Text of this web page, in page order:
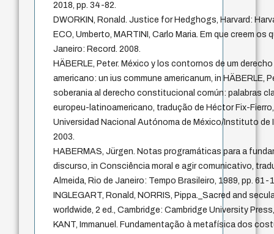
2018, pp. 34-82.
DWORKIN, Ronald. Justice for Hedghogs, Harvard:
ECO, Umberto, MARTINI, Carlo Maria. Em que creem os
Janeiro: Record. 2008.
HÄBERLE, Peter. México y los contornos de um
americano: un ius commune americanum, in HÄBERLE,
soberania al derecho constitucional común: palabras
europeu-latinoamericano, tradução de Héctor Fix-
Universidad Nacional Autónoma de México/Instituto
2003.
HABERMAS, Jürgen. Notas programáticas para a
discurso, in Consciência moral e agir comunicativo,
Almeida, Rio de Janeiro: Tempo Brasileiro, 1989, pp. 61-
INGLEGART, Ronald, NORRIS, Pippa._Sacred and
worldwide, 2 ed., Cambridge: Cambridge University
KANT, Immanuel. Fundamentação à metafísica dos